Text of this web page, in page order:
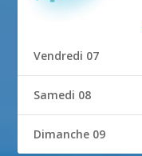
Vendredi 07
Samedi 08
Dimanche 09